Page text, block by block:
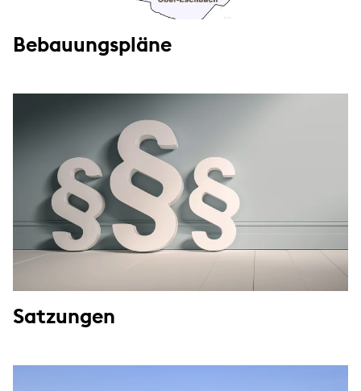
Bebauungspläne
Satzungen